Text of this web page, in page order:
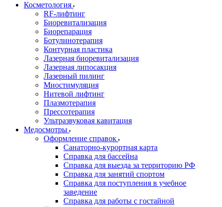
Косметология
RF-лифтинг
Биоревитализация
Биорепарация
Ботулинотерапия
Контурная пластика
Лазерная биоревитализация
Лазерная липосакция
Лазерный пилинг
Миостимуляция
Нитевой лифтинг
Плазмотерапия
Прессотерапия
Ультразвуковая кавитация
Медосмотры
Оформление справок
Санаторно-курортная карта
Справка для бассейна
Справка для выезда за территорию РФ
Справка для занятий спортом
Справка для поступления в учебное
заведение
Справка для работы с гостайной